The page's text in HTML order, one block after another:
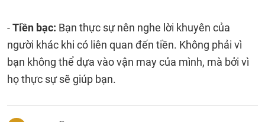
-Tiền bạc: Bạn thực sự nên nghe lời khuyên của
người khác khi có liên quan đến tiền. Không phải vì
bạn không thể dựa vào vận may của mình, mà bởi vì
họ thực sự sẽ giúp bạn.